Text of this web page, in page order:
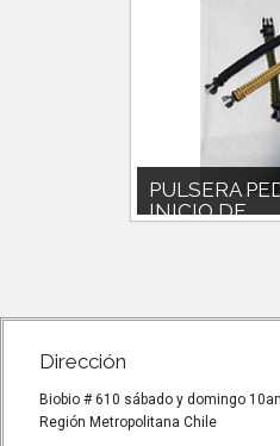
PULSERA
INICIO DE ...
Dirección
Biobio # 610 sábado y domingo
Región Metropolitana Chile